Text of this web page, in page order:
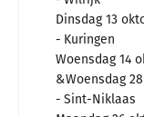
Dinsdag 13
Kuringen
Woensdag 14
Woensdag
Sint-Niklaas